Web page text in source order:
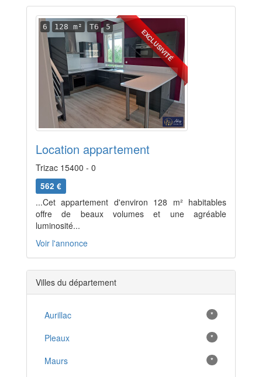
EXCLUSIVITÉ
6 128 m² T6 5
Location appartement
Trizac 15400 - 0
562 €
...Cet appartement d'environ 128 m² habitables
offre de beaux volumes et une agréable
luminosité...
Voir l'annonce
Villes du département
Aurillac *
Pleaux *
Maurs *